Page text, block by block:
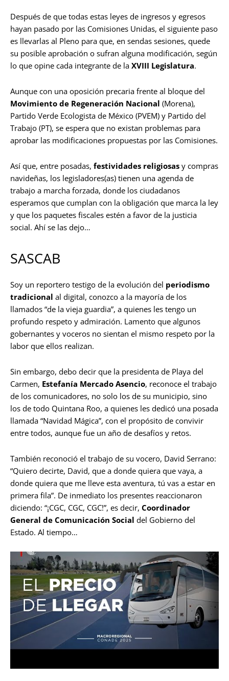
Después de que todas estas leyes de ingresos y egresos
hayan pasado por las Comisiones Unidas, el siguiente paso
es llevarlas al Pleno para que, en sendas sesiones, quede
su posible aprobación o sufran alguna modificación, según
lo que opine cada integrante de la XVIII Legislatura.
Aunque con una oposición precaria frente al bloque del
Movimiento de Regeneración Nacional (Morena),
Partido Verde Ecologista de México (PVEM) y Partido del
Trabajo (PT), se espera que no existan problemas para
aprobar las modificaciones propuestas por las Comisiones.
Así que, entre posadas, festividades religiosas y compras
navideñas, los legisladores(as) tienen una agenda de
trabajo a marcha forzada, donde los ciudadanos
esperamos que cumplan con la obligación que marca la ley
y que los paquetes fiscales estén a favor de la justicia
social. Ahí se las dejo…
SASCAB
Soy un reportero testigo de la evolución del periodismo
tradicional al digital, conozco a la mayoría de los
llamados “de la vieja guardia”, a quienes les tengo un
profundo respeto y admiración. Lamento que algunos
gobernantes y voceros no sientan el mismo respeto por la
labor que ellos realizan.
Sin embargo, debo decir que la presidenta de Playa del
Carmen, Estefanía Mercado Asencio, reconoce el trabajo
de los comunicadores, no solo los de su municipio, sino
los de todo Quintana Roo, a quienes les dedicó una posada
llamada “Navidad Mágica”, con el propósito de convivir
entre todos, aunque fue un año de desafíos y retos.
También reconoció el trabajo de su vocero, David Serrano:
“Quiero decirte, David, que a donde quiera que vaya, a
donde quiera que me lleve esta aventura, tú vas a estar en
primera fila”. De inmediato los presentes reaccionaron
diciendo: “¡CGC, CGC, CGC!”, es decir, Coordinador
General de Comunicación Social del Gobierno del
Estado. Al tiempo…